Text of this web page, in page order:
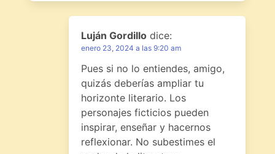
Luján Gordillo dice:
enero 23, 2024 a las 9:20 am
Pues si no lo entiendes, amigo,
quizás deberías ampliar tu
horizonte literario. Los
personajes ficticios pueden
inspirar, enseñar y hacernos
reflexionar. No subestimes el